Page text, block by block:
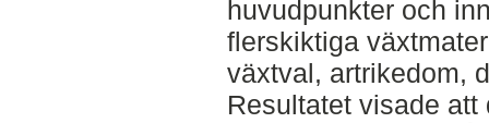
huvudpunkter och
flerskiktiga
växtval, artrikedom,
Resultatet visade